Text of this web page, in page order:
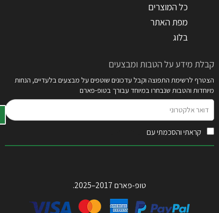
כל המוצרים
מפת האתר
בלוג
קבלת מידע על הטבות ומבצעים
הצטרף לרשימת התפוצה וקבל עדכונים שוטפים על מבצעים בלעדיים, הנחות
מיוחדות והטבות שנבחרו במיוחד עבורך בטופ-פארם
אלקטרוני
קראתי והסכמתי עם
טופ-פארם 2017–2025.